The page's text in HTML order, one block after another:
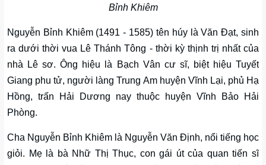
Bỉnh Khiêm
Nguyễn Bỉnh Khiêm (1491 - 1585) tên húy là Văn Đạt, sinh
ra dưới thời vua Lê Thánh Tông - thời kỳ thịnh trị nhất của
nhà Lê sơ. Ông hiệu là Bạch Vân cư sĩ, biệt hiệu Tuyết
Giang phu tử, người làng Trung Am huyện Vĩnh Lại, phủ Hạ
Hồng, trấn Hải Dương nay thuộc huyện Vĩnh Bảo Hải
Phòng.
Cha Nguyễn Bỉnh Khiêm là Nguyễn Văn Định, nổi tiếng học
giỏi. Mẹ là bà Nhữ Thị Thục, con gái út của quan tiến sĩ